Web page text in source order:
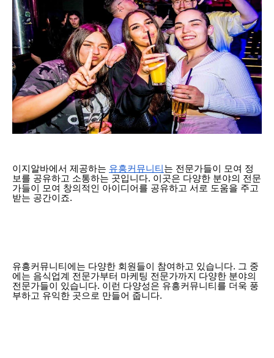
이지알바에서 제공하는 유흥커뮤니티 는 전문가들이 모여 정
보를 공유하고 소통하는 곳입니다. 이곳은 다양한 분야의 전문
가들이 모여 창의적인 아이디어를 공유하고 서로 도움을 주고
받는 공간이죠.
유흥커뮤니티에는 다양한 회원들이 참여하고 있습니다. 그 중
에는 음식업계 전문가부터 마케팅 전문가까지 다양한 분야의
전문가들이 있습니다. 이런 다양성은 유흥커뮤니티를 더욱 풍
부하고 유익한 곳으로 만들어 줍니다.